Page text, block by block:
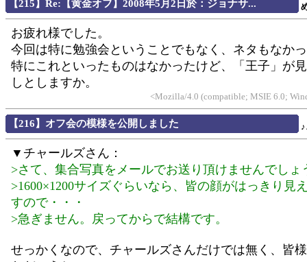
【215】Re:【黄金オフ】2008年5月2日於：ジョナサ...
お疲れ様でした。
今回は特に勉強会ということでもなく、ネタもなか
特にこれといったものはなかったけど、「王子」が
しとしますか。
<Mozilla/4.0 (compatible; MSIE 6.0;
【216】オフ会の模様を公開しました
▼チャールズさん：
>さて、集合写真をメールでお送り頂けませんでしょ
>1600×1200サイズぐらいなら、皆の顔がはっきり見
すので・・・
>急ぎません。戻ってからで結構です。
せっかくなので、チャールズさんだけでは無く、皆